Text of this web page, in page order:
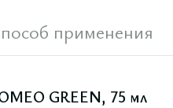
применения
GREEN, 75 мл